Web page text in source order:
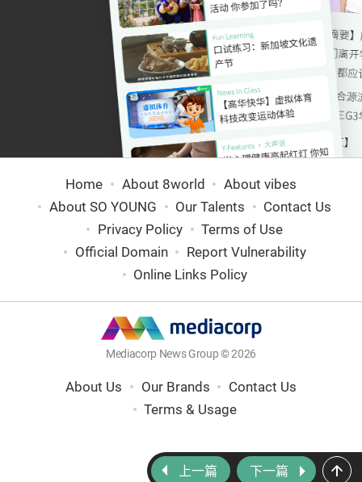
Home About 8world
About vibes
About SO YOUNG
Our Talents
Contact Us
Privacy Policy
Terms of Use
Official Domain
Report Vulnerability
Online Links Policy
上一篇 下一篇
Mediacorp News Group © 2026
About Us Our Brands
Contact Us
Terms & Usage